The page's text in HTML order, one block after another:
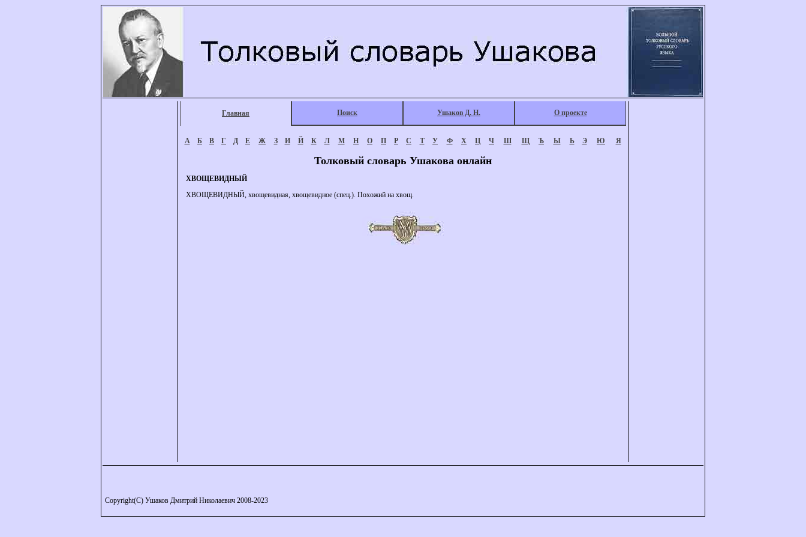
Главная Поиск Ушаков Д. Н. О проекте
А Б В Г Д Е Ж З И Й К Л М Н О П Р С Т У Ф Х Ц Ч Ш Щ Ъ Ы Ь Э Ю Я
Толковый словарь Ушакова онлайн
ХВОЩЕВИДНЫЙ
ХВОЩЕВИДНЫЙ, хвощевидная, хвощевидное (спец.). Похожий на хвощ.
Copyright(C) Ушаков Дмитрий Николаевич 2008-2023